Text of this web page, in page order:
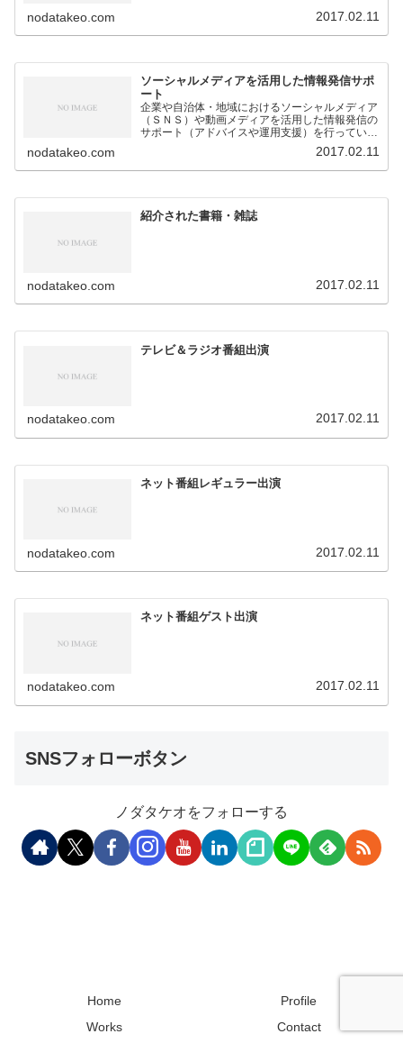
nodatakeo.com 2017.02.11
ソーシャルメディアを活用した情報発信サポ
ート
企業や自治体・地域におけるソーシャルメディア
（ＳＮＳ）や動画メディアを活用した情報発信の
サポート（アドバイスや運用支援）を行っていま
nodatakeo.com 2017.02.11
紹介された書籍・雑誌
nodatakeo.com 2017.02.11
テレビ＆ラジオ番組出演
nodatakeo.com 2017.02.11
ネット番組レギュラー出演
nodatakeo.com 2017.02.11
ネット番組ゲスト出演
nodatakeo.com 2017.02.11
SNSフォローボタン
ノダタケオをフォローする
Home
Profile
Works
Contact